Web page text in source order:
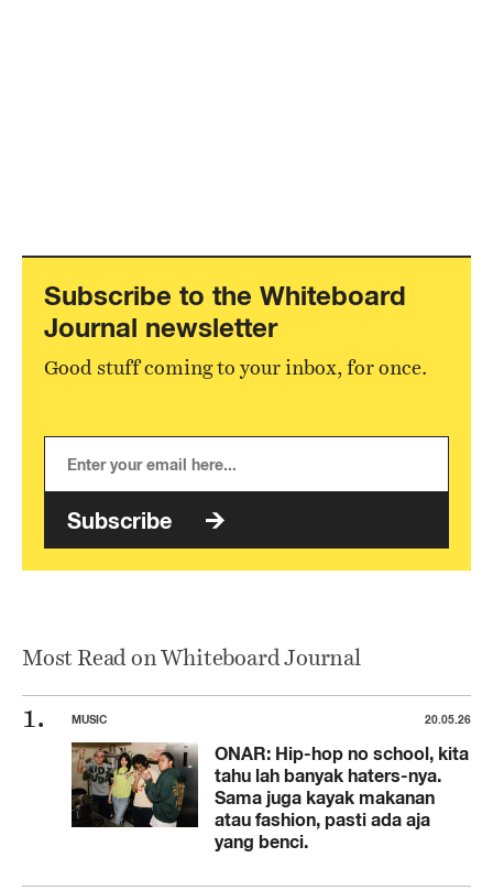
Subscribe to the Whiteboard
Journal newsletter
Good stuff coming to your inbox, for once.
Subscribe
Most Read on Whiteboard Journal
MUSIC 20.05.26
ONAR: Hip-hop no school, kita
tahu lah banyak haters-nya.
Sama juga kayak makanan
atau fashion, pasti ada aja
yang benci.